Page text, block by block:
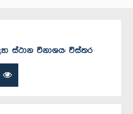
ස්ථාන විනාශය: විස්තර